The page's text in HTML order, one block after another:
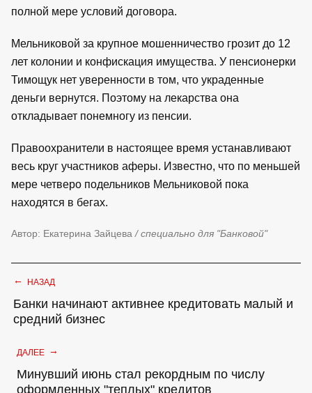
полной мере условий договора.
Мельниковой за крупное мошенничество грозит до 12
лет колонии и конфискация имущества. У пенсионерки
Тимощук нет уверенности в том, что украденные
деньги вернутся. Поэтому на лекарства она
откладывает понемногу из пенсии.
Правоохранители в настоящее время устанавливают
весь круг участников аферы. Известно, что по меньшей
мере четверо подельников Мельниковой пока
находятся в бегах.
Автор: Екатерина Зайцева / специально для "Банковой"
← НАЗАД
Банки начинают активнее кредитовать малый и
средний бизнес
ДАЛЕЕ →
Минувший июнь стал рекордным по числу
оформленных "теплых" кредитов